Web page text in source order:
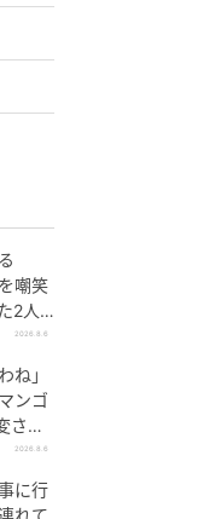
嘲笑
2人
2026.8.6
ね」
ンゴ
させ
2026.8.6
に行
れて